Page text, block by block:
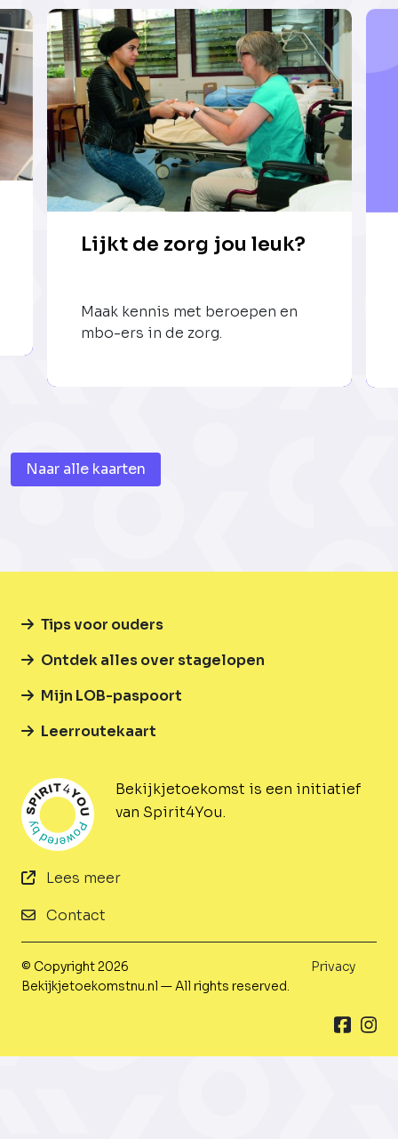
Lijkt de zorg jou leuk?
Maak kennis met beroepen en
mbo-ers in de zorg.
Naar alle kaarten
Bekijkjetoekomst is een initiatief
van Spirit4You.
Lees meer
Contact
Tips voor ouders
Ontdek alles over stagelopen
Mijn LOB-paspoort
Leerroutekaart
© Copyright 2026
Bekijkjetoekomstnu.nl — All rights reserved.
Privacy